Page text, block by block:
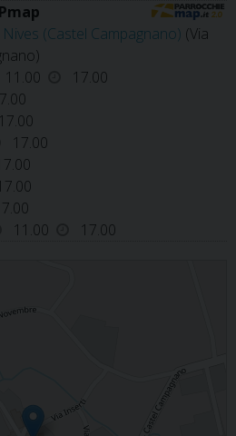
(Castel Campagnano) (Via
11.00
17.00
17.00
17.00
11.00 17.00